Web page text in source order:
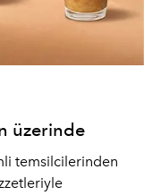
üzerinde
temsilcilerinden